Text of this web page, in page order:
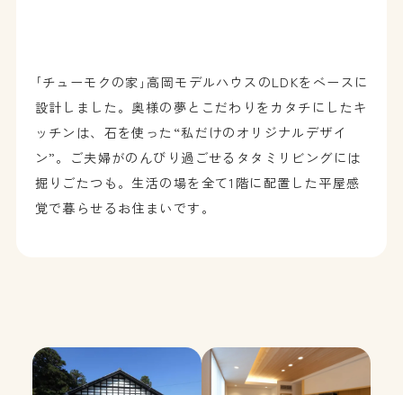
｢チューモクの家｣高岡モデルハウスのLDKをベースに
設計しました。奥様の夢とこだわりをカタチにしたキ
ッチンは、石を使った“私だけのオリジナルデザイ
ン”。ご夫婦がのんびり過ごせるタタミリビングには
掘りごたつも。生活の場を全て1階に配置した平屋感
覚で暮らせるお住まいです。